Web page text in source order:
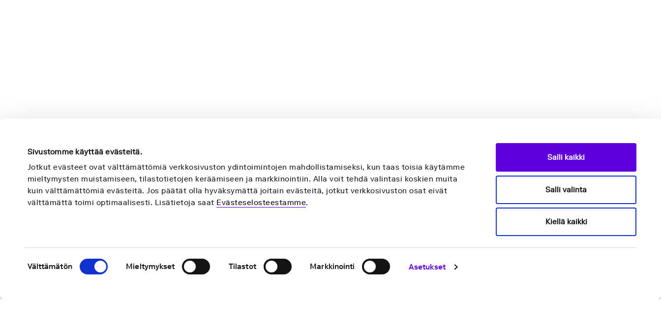
Sivustomme käyttää evästeitä.
Jotkut evästeet ovat välttämättömiä verkkosivuston ydintoimintojen mahdollistamiseksi, kun taas toisia käytämme
mieltymysten muistamiseen, tilastotietojen keräämiseen ja markkinointiin. Alla voit tehdä valintasi koskien muita
kuin välttämättömiä evästeitä. Jos päätät olla hyväksymättä joitain evästeitä, jotkut verkkosivuston osat eivät
välttämättä toimi optimaalisesti. Lisätietoja saat Evästeselosteestamme.
Välttämätön Mieltymykset Tilastot Markkinointi Asetukset
Salli kaikki
Salli valinta
Kiellä kaikki
Nightingale Health Plc
Finland